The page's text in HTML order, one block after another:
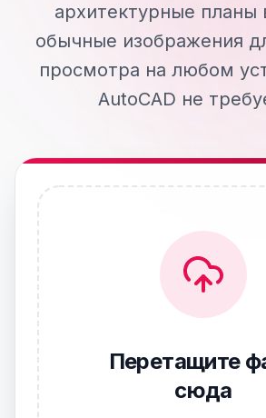
архитектурные планы
обычные изображения
просмотра на любом
AutoCAD не
Перетащите
сюда